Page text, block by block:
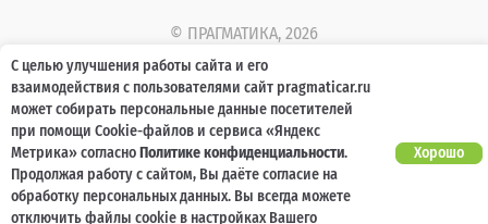
© ПРАГМАТИКА, 2026
С целью улучшения работы сайта и его
взаимодействия с пользователями сайт pragmaticar.ru
может собирать персональные данные посетителей
при помощи Cookie-файлов и сервиса «Яндекс
Метрика» согласноПолитике конфиденциальности.
Продолжая работу с сайтом, Вы даёте согласие на
обработку персональных данных. Вы всегда можете
отключить файлы cookie в настройках Вашего
Хорошо